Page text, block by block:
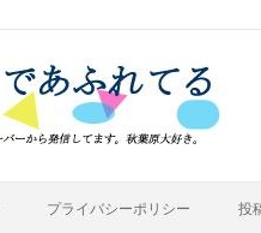
プライバシーポリシー 投